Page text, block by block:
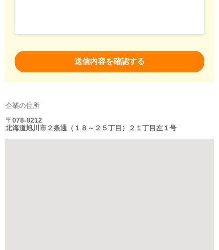
企業の住所
〒078-8212
北海道旭川市２条通（１８～２５丁目）２１丁目左１号